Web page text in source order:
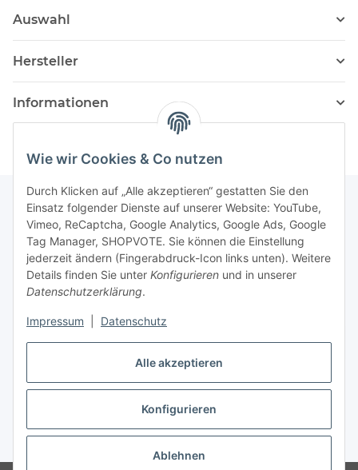
Alle akzeptieren
Konfigurieren
Ablehnen
Wie wir Cookies & Co nutzen
Durch Klicken auf „Alle akzeptieren“ gestatten Sie den
Einsatz folgender Dienste auf unserer Website: YouTube,
Vimeo, ReCaptcha, Google Analytics, Google Ads, Google
Tag Manager, SHOPVOTE. Sie können die Einstellung
jederzeit ändern (Fingerabdruck-Icon links unten). Weitere
Details finden Sie unter Konfigurieren und in unserer
Datenschutzerklärung.
Impressum Datenschutz
Auswahl
Hersteller
Informationen
Newsletter Abonnieren
Bitte senden Sie mir entsprechend Ihrer
Datenschutzerklärungregelmäßig und jederzeit widerruflich
Informationen zu Ihrem Produktsortiment per E-Mail zu.
Abonnieren
Newsletter Abonnieren
Vertrag widerrufen
* Alle Preise inkl. gesetzlicher USt., zzgl.